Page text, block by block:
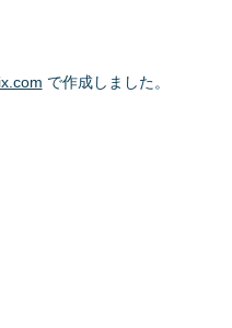
で作成しました。